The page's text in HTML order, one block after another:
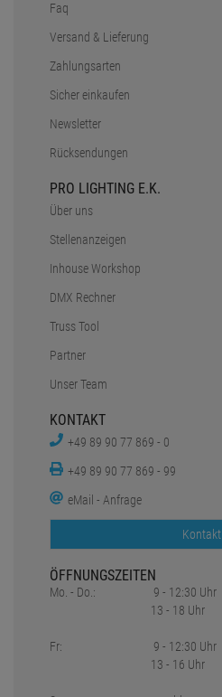
Faq
Versand & Lieferung
Zahlungsarten
Sicher einkaufen
Newsletter
Rücksendungen
PRO LIGHTING E.K.
Über uns
Stellenanzeigen
Inhouse Workshop
DMX Rechner
Truss Tool
Partner
Unser Team
KONTAKT
+49 89 90 77 869 - 0
+49 89 90 77 869 - 99
eMail - Anfrage
Kontakt
ÖFFNUNGSZEITEN
Mo. - Do.:
Fr:
9 - 12:30 Uhr
13 - 18 Uhr
9 - 12:30 Uhr
13 - 16 Uhr